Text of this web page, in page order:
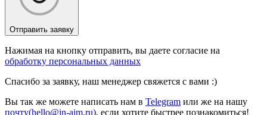
Отправить заявку
Нажимая на кнопку отправить, вы даете согласие на
обработку персональных данных
Спасибо за заявку, наш менеджер свяжется с вами :)
Вы так же можете написать нам в Telegram или же на нашу
почту(hello@in-aim.ru), если хотите быстрее познакомиться!